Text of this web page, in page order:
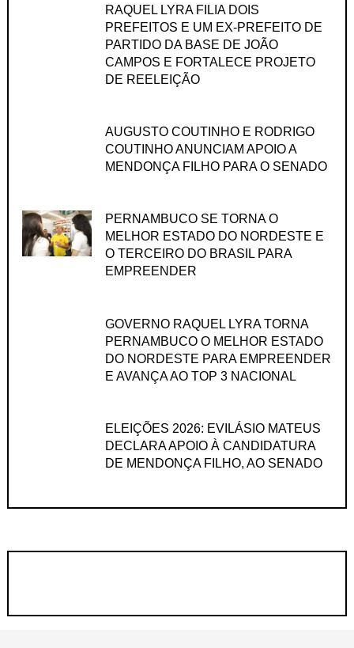
RAQUEL LYRA FILIA DOIS
PREFEITOS E UM EX-PREFEITO DE
PARTIDO DA BASE DE JOÃO
CAMPOS E FORTALECE PROJETO
DE REELEIÇÃO
AUGUSTO COUTINHO E RODRIGO
COUTINHO ANUNCIAM APOIO A
MENDONÇA FILHO PARA O SENADO
PERNAMBUCO SE TORNA O
MELHOR ESTADO DO NORDESTE E
O TERCEIRO DO BRASIL PARA
EMPREENDER
GOVERNO RAQUEL LYRA TORNA
PERNAMBUCO O MELHOR ESTADO
DO NORDESTE PARA EMPREENDER
E AVANÇA AO TOP 3 NACIONAL
ELEIÇÕES 2026: EVILÁSIO MATEUS
DECLARA APOIO À CANDIDATURA
DE MENDONÇA FILHO, AO SENADO